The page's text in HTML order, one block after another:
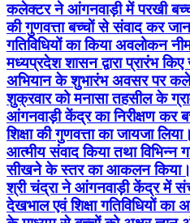
कलेक्टर ने आंगनवाड़ी में परखी बच्चों
की गुणवत्ता बच्चों से संवाद कर
गतिविधियों का किया अवलोकन
मध्यप्रदेश शासन द्वारा प्रारंभ
अभियान के शुभारंभ अवसर पर
शुक्रवार को मनासा तहसील के
आंगनवाड़ी केंद्र का निरीक्षण कर
शिक्षा की गुणवत्ता का जायजा
आत्मीय संवाद किया तथा विभिन्न
सीखने के स्तर का आकलन किया।
श्री चंद्रा ने आंगनवाड़ी केंद्र में
देखभाल एवं शिक्षा गतिविधियों